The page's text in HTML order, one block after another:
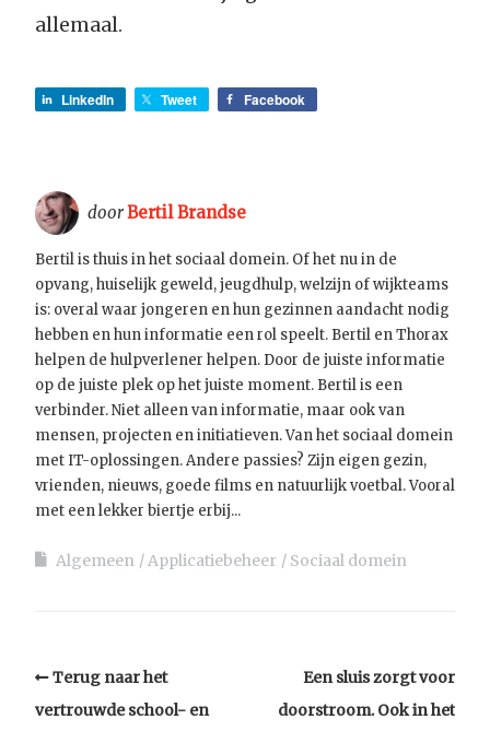
allemaal.
LinkedIn Tweet Facebook
doorBertil Brandse
Bertil is thuis in het sociaal domein. Of het nu in de
opvang, huiselijk geweld, jeugdhulp, welzijn of wijkteams
is: overal waar jongeren en hun gezinnen aandacht nodig
hebben en hun informatie een rol speelt. Bertil en Thorax
helpen de hulpverlener helpen. Door de juiste informatie
op de juiste plek op het juiste moment. Bertil is een
verbinder. Niet alleen van informatie, maar ook van
mensen, projecten en initiatieven. Van het sociaal domein
met IT-oplossingen. Andere passies? Zijn eigen gezin,
vrienden, nieuws, goede films en natuurlijk voetbal. Vooral
met een lekker biertje erbij...
Algemeen Applicatiebeheer Sociaal domein
Terug naar het
vertrouwde school- en
Een sluis zorgt voor
doorstroom. Ook in het